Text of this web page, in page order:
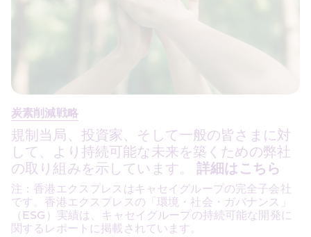
炭素削減戦略
規制当局、投資家、そして一般の皆さまに対
して、より持続可能な未来を築くための弊社
の取り組みを示しています。 詳細はこちら
注：香港エクスプレスはキャセイグループの完全子会社
です。香港エクスプレスの「環境・社会・ガバナンス」
（ESG）実績は、キャセイグループの持続可能な開発に
関するレポートに掲載されています。